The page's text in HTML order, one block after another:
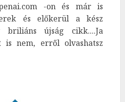
-on és már is
és előkerül a kész
briliáns újság cikk....Ja
is nem, erről olvashatsz